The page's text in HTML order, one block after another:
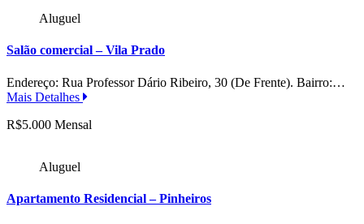
Aluguel
Salão comercial – Vila Prado
Endereço: Rua Professor Dário Ribeiro, 30 (De Frente). Bairro:…
Mais Detalhes
R$5.000 Mensal
Aluguel
Apartamento Residencial – Pinheiros